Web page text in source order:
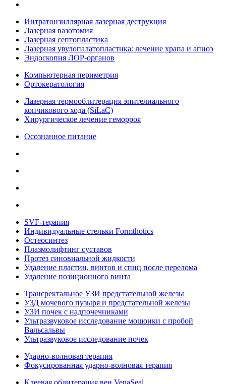
Интратонзиллярная лазерная деструкция
Лазерная вазотомия
Лазерная септопластика
Лазерная увулопалатопластика: лечение храпа и апноэ
Эндоскопия ЛОР-органов
Компьютерная периметрия
Ортокератология
Лазерная термооблитерация эпителиального
копчикового хода (SiLaC)
Хирургическое лечение геморроя
Осознанное питание
SVF-терапия
Индивидуальные стельки Formthotics
Остеосинтез
Плазмолифтинг суставов
Протез синовиальной жидкости
Удаление пластин, винтов и спиц после перелома
Удаление позиционного винта
Трансректальное УЗИ предстательной железы
УЗД мочевого пузыря и предстательной железы
УЗИ почек с надпочечниками
Ультразвуковое исследование мошонки с пробой
Вальсальвы
Ультразвуковое исследование почек
Ударно-волновая терапия
Фокусированная ударно-волновая терапия
Клеевая облитерация вен VenaSeal